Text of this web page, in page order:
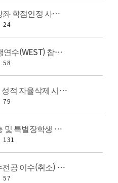
2026-2학기 온라인 공개강좌 학점인정 사전 승인 신청 안내
24
2026년 하반기 한미대학생연수(WEST) 참가자 모집
58
2026학년도 1학기 교과목 성적 자율삭제 시행 안내
79
2026-2학기 교내 저소득층 및 특별장학생 선발 안내
131
2026학년도 2학기 부·복수전공 이수(취소) 신청 안내
57